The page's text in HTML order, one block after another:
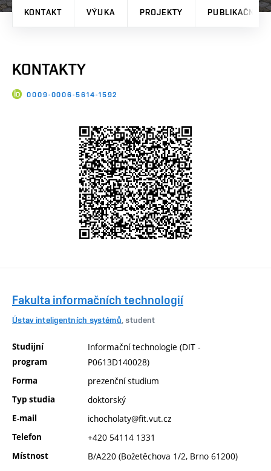
KONTAKT VÝUKA PROJEKTY PUBLIKAČNÍ
KONTAKTY
0009-0006-5614-1592
Fakulta informačních technologií
Ústav inteligentních systémů , student
Studijní
program
Informační technologie (DIT -
P0613D140028)
Forma prezenční studium
Typ studia doktorský
E-mail ichocholaty@fit.vut.cz
Telefon +420 54114 1331
Místnost B/A220 (Božetěchova 1/2, Brno 61200)